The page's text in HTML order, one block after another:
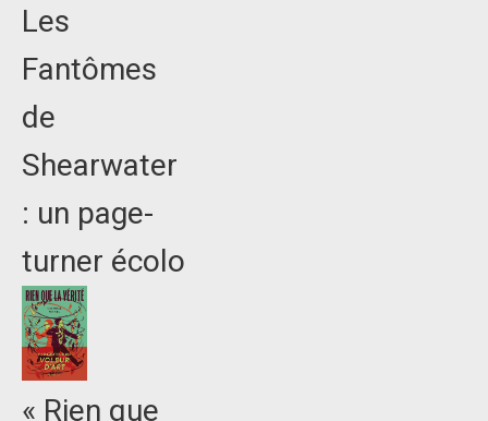
Les
Fantômes
de
Shearwater
: un page-
turner écolo
« Rien que